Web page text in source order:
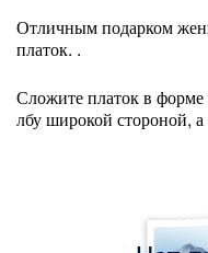
Отличным подарком
платок. .
Сложите платок в форме
лбу широкой стороной,